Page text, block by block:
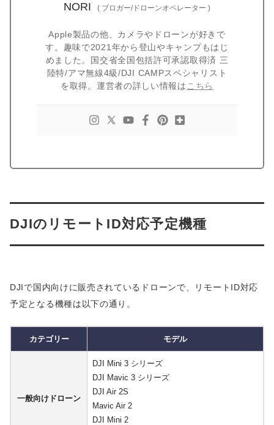
NORI ( ブロガー/ドローンオペレーター )
Apple製品の他、カメラやドローンが好きで
す。趣味で2021年から登山やキャンプもはじ
めました。国交省全国包括許可承認取得済 三
陸特/アマ無線4級/DJI CAMPスペシャリスト
を取得。運営者の詳しい情報は こちら
DJIのリモートID対応予定機種
DJIで国内向けに販売されているドローンで、リモートID対応
予定となる機種は以下の通り。
カテゴリー モデル
一般向けドローン
DJI Mini 3 シリーズ
DJI Mavic 3 シリーズ
DJI Air 2S
Mavic Air 2
DJI Mini 2